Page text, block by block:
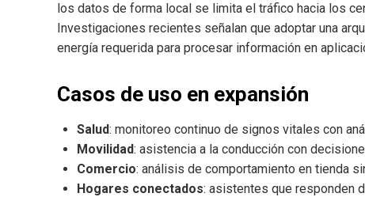
los datos de forma local se limita el tráfico hacia los
Investigaciones recientes señalan que adoptar una
energía requerida para procesar información en
Casos de uso en expansión
Salud: monitoreo continuo de signos vitales con
Movilidad: asistencia a la conducción con
Comercio: análisis de comportamiento en tienda
Hogares conectados: asistentes que responden